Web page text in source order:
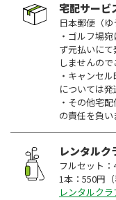
宅配サービ
日本郵便（ゆ
・ゴルフ場
ず元払いに
しませんので
・キャンセ
については発
・その他宅
の責任を負い
レンタルク
フルセット：
1本：550円（
レンタルク